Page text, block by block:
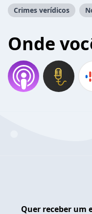
Crimes verídicos
Onde
Quer receber um